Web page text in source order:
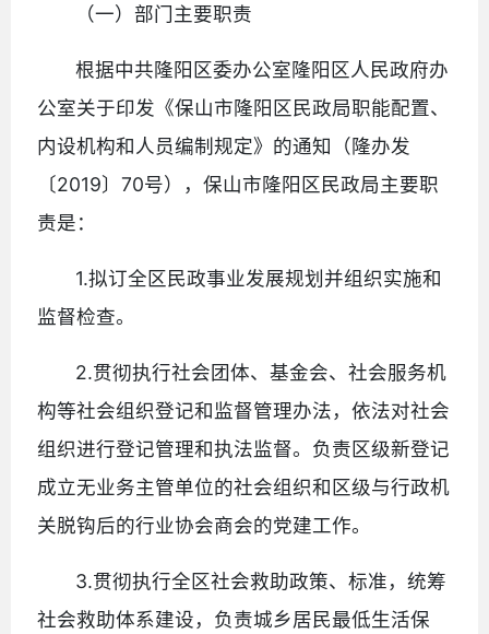
（一）部门主要职责
根据中共隆阳区委办公室隆阳区人民政府办
公室关于印发《保山市隆阳区民政局职能配置、
内设机构和人员编制规定》的通知（隆办发
〔2019〕70号），保山市隆阳区民政局主要职
责是：
1.拟订全区民政事业发展规划并组织实施和
监督检查。
2.贯彻执行社会团体、基金会、社会服务机
构等社会组织登记和监督管理办法，依法对社会
组织进行登记管理和执法监督。负责区级新登记
成立无业务主管单位的社会组织和区级与行政机
关脱钩后的行业协会商会的党建工作。
3.贯彻执行全区社会救助政策、标准，统筹
社会救助体系建设，负责城乡居民最低生活保